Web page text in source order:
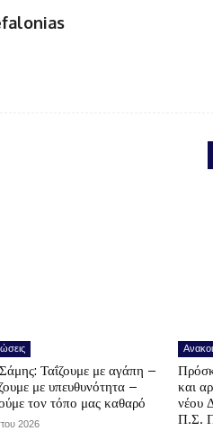
Ταΐζουμε με αγάπη –
με υπευθυνότητα –
τον τόπο μας καθαρό
2026
και
νέου
Π.Σ.